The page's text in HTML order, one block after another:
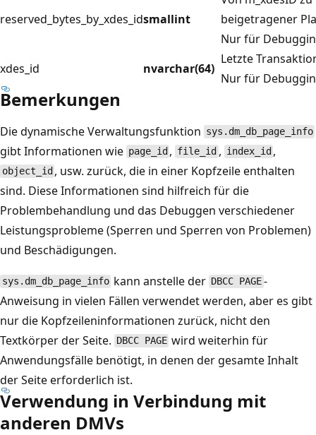
reserved_bytes_by_xdes_idsmallint
beigetragener
Nur für
xdes_id
nvarchar(64)
Letzte
Nur für
Bemerkungen
Die dynamische Verwaltungsfunktion sys.dm_db_page_info
gibt Informationen wie page_id , file_id , index_id ,
object_id , usw. zurück, die in einer Kopfzeile enthalten
sind. Diese Informationen sind hilfreich für die
Problembehandlung und das Debuggen verschiedener
Leistungsprobleme (Sperren und Sperren von Problemen)
und Beschädigungen.
sys.dm_db_page_info kann anstelle der DBCC PAGE-
Anweisung in vielen Fällen verwendet werden, aber es gibt
nur die Kopfzeileninformationen zurück, nicht den
Textkörper der Seite. DBCC PAGE wird weiterhin für
Anwendungsfälle benötigt, in denen der gesamte Inhalt
der Seite erforderlich ist.
Verwendung in Verbindung mit
anderen DMVs